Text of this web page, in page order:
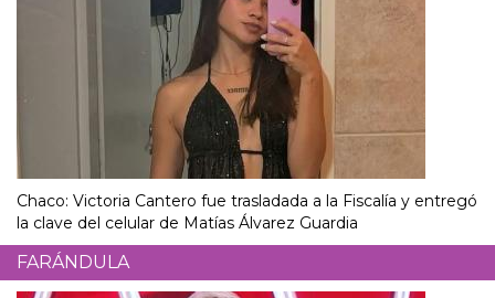
Chaco: Victoria Cantero fue trasladada a la Fiscalía y entregó
la clave del celular de Matías Álvarez Guardia
FARÁNDULA